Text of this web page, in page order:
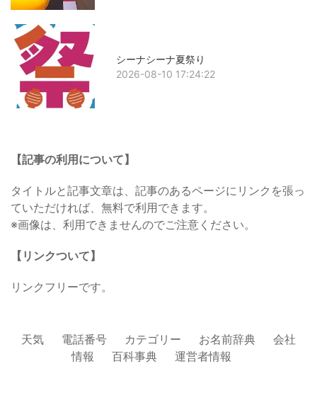
シーナシーナ夏祭り
2026-08-10 17:24:22
【記事の利用について】
タイトルと記事文章は、記事のあるページにリンクを張っ
ていただければ、無料で利用できます。
※画像は、利用できませんのでご注意ください。
【リンクついて】
リンクフリーです。
天気 電話番号 カテゴリー お名前辞典
会社
情報
百科事典 運営者情報